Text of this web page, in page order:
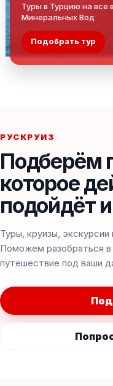
Туры в Турцию на все
Минеральных Вод
Подобрать тур
РУСКРУИЗ
Подберём
которое
подойдёт
Туры, круизы,
Поможем разобраться в
путешествие под ваши